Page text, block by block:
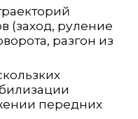
(заход, руление
разгон из
передних